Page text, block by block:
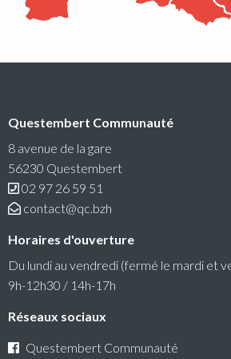
RéColTE : Appel à projets
transitions et l’environnement
Questembert Communauté lance un
auquel peuvent candidater les
Questembert Communauté
8 avenue de la gare
56230 Questembert
02 97 26 59 51
contact@qc.bzh
Horaires d'ouverture
Du lundi au vendredi (fermé le mardi et
9h-12h30 / 14h-17h
Réseaux sociaux
Questembert Communauté